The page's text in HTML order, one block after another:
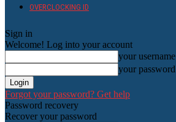
OVERCLOCKING ID
Sign in
Welcome! Log into your account
your username
your password
Forgot your password? Get help
Password recovery
Recover your password